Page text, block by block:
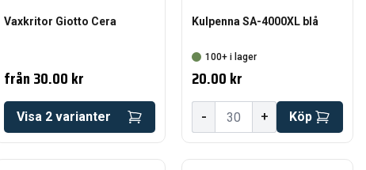
Vaxkritor Giotto Cera
från30.00 kr
Visa 2 varianter
Kulpenna SA-4000XL blå
100+ i lager
20.00 kr
- + Köp